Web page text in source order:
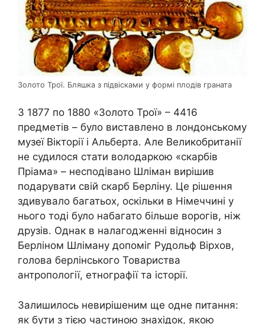
Золото Трої. Бляшка з підвісками у формі плодів граната
З 1877 по 1880 «Золото Трої» – 4416
предметів – було виставлено в лондонському
музеї Вікторії і Альберта. Але Великобританії
не судилося стати володаркою «скарбів
Пріама» – несподівано Шліман вирішив
подарувати свій скарб Берліну. Це рішення
здивувало багатьох, оскільки в Німеччині у
нього тоді було набагато більше ворогів, ніж
друзів. Однак в налагодженні відносин з
Берліном Шліману допоміг Рудольф Вірхов,
голова берлінського Товариства
антропології, етнографії та історії.
Залишилось невирішеним ще одне питання:
як бути з тією частиною знахідок, якою